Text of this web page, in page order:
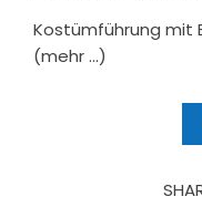
Kostümführung mit
(mehr …)